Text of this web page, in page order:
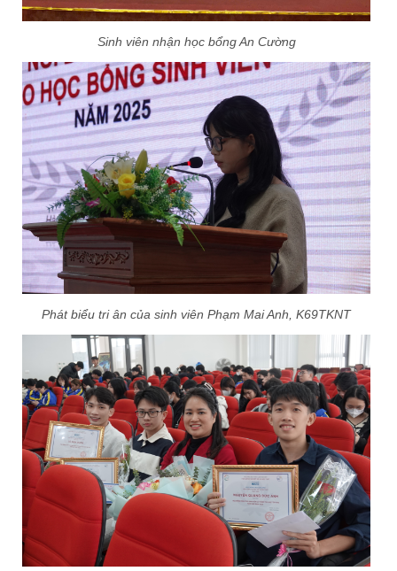
Sinh viên nhận học bổng An Cường
Phát biểu tri ân của sinh viên Phạm Mai Anh, K69TKNT